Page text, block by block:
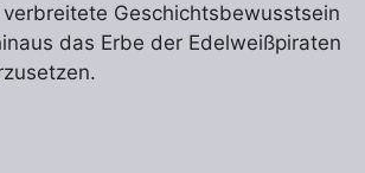
Geschichtsbewusstsein
das Erbe der Edelweißpiraten